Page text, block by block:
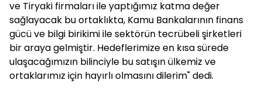
ve Tiryaki firmaları ile yaptığımız katma değer
sağlayacak bu ortaklıkta, Kamu Bankalarının finans
gücü ve bilgi birikimi ile sektörün tecrübeli şirketleri
bir araya gelmiştir. Hedeflerimize en kısa sürede
ulaşacağımızın bilinciyle bu satışın ülkemiz ve
ortaklarımız için hayırlı olmasını dilerim" dedi.